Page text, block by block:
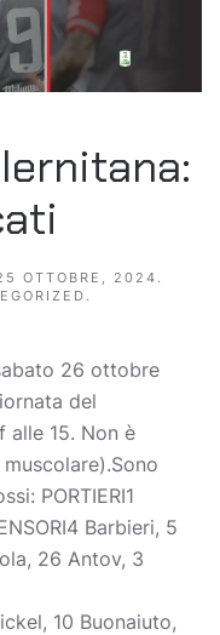
OTTOBRE, 2024 .
.
26 ottobre
del
alle 15. Non è
PORTIERI1
Barbieri, 5
26 Antov, 3
10 Buonaiuto,